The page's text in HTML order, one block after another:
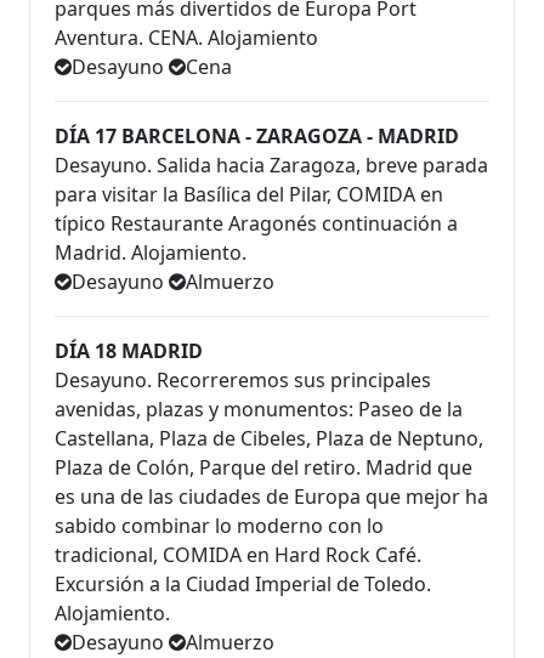
parques más divertidos de Europa Port
Aventura. CENA. Alojamiento
Desayuno
Cena
DÍA 17 BARCELONA - ZARAGOZA - MADRID
Desayuno. Salida hacia Zaragoza, breve parada
para visitar la Basílica del Pilar, COMIDA en
típico Restaurante Aragonés continuación a
Madrid. Alojamiento.
Desayuno
Almuerzo
DÍA 18 MADRID
Desayuno. Recorreremos sus principales
avenidas, plazas y monumentos: Paseo de la
Castellana, Plaza de Cibeles, Plaza de Neptuno,
Plaza de Colón, Parque del retiro. Madrid que
es una de las ciudades de Europa que mejor ha
sabido combinar lo moderno con lo
tradicional, COMIDA en Hard Rock Café.
Excursión a la Ciudad Imperial de Toledo.
Alojamiento.
Desayuno
Almuerzo